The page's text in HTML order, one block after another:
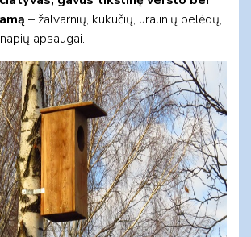
– žalvarnių, kukučių, uralinių pelėdų,
apsaugai.